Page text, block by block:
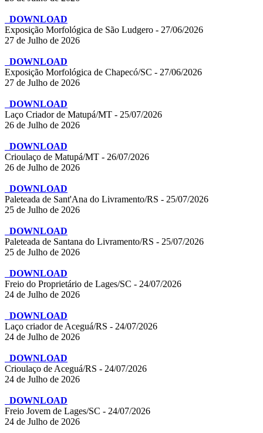
DOWNLOAD
Exposição Morfológica de São Ludgero - 27/06/2026
27 de Julho de 2026
DOWNLOAD
Exposição Morfológica de Chapecó/SC - 27/06/2026
27 de Julho de 2026
DOWNLOAD
Laço Criador de Matupá/MT - 25/07/2026
26 de Julho de 2026
DOWNLOAD
Crioulaço de Matupá/MT - 26/07/2026
26 de Julho de 2026
DOWNLOAD
Paleteada de Sant'Ana do Livramento/RS - 25/07/2026
25 de Julho de 2026
DOWNLOAD
Paleteada de Santana do Livramento/RS - 25/07/2026
25 de Julho de 2026
DOWNLOAD
Freio do Proprietário de Lages/SC - 24/07/2026
24 de Julho de 2026
DOWNLOAD
Laço criador de Aceguá/RS - 24/07/2026
24 de Julho de 2026
DOWNLOAD
Crioulaço de Aceguá/RS - 24/07/2026
24 de Julho de 2026
DOWNLOAD
Freio Jovem de Lages/SC - 24/07/2026
24 de Julho de 2026